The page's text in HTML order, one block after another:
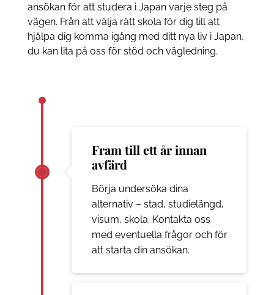
ansökan för att studera i Japan varje steg på
vägen. Från att välja rätt skola för dig till att
hjälpa dig komma igång med ditt nya liv i Japan,
du kan lita på oss för stöd och vägledning.
Fram till ett år innan
avfärd
Börja undersöka dina
alternativ – stad, studielängd,
visum, skola. Kontakta oss
med eventuella frågor och för
att starta din ansökan.